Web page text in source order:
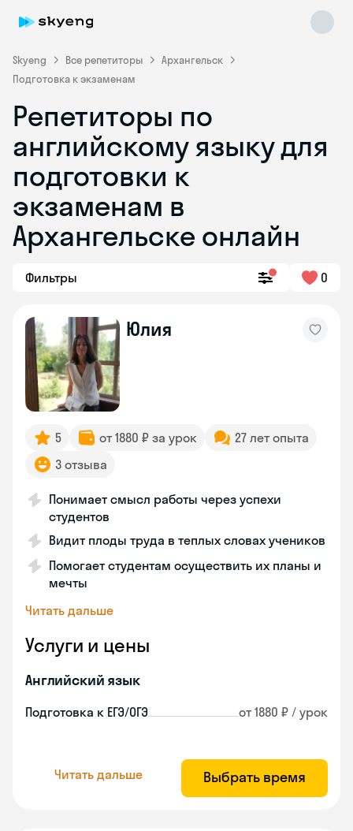
Skyeng Все репетиторы
Архангельск
Подготовка к экзаменам
Репетиторы по
английскому языку для
подготовки к
экзаменам в
Архангельске онлайн
Фильтры 0
Юлия
5 от 1880 ₽ за урок
27 лет опыта
3 отзыва
Понимает смысл работы через успехи
студентов
Видит плоды труда в теплых словах учеников
Помогает студентам осуществить их планы и
мечты
Читать дальше
Услуги и цены
Английский язык
Подготовка к ЕГЭ/ОГЭ от 1880 ₽ / урок
Читать дальше Выбрать время
Skyeng Chat